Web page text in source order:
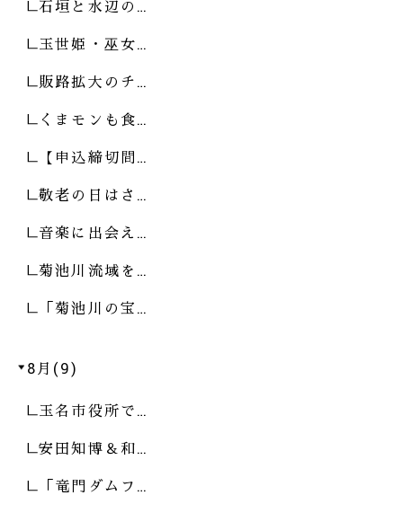
石垣と水辺の…
玉世姫・巫女…
販路拡大のチ…
くまモンも食…
【申込締切間…
敬老の日はさ…
音楽に出会え…
菊池川流域を…
「菊池川の宝…
8月(9)
玉名市役所で…
安田知博＆和…
「竜門ダムフ…